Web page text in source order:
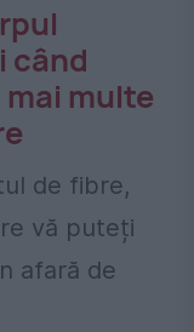
când
multe
de fibre,
vă puteți
afară de